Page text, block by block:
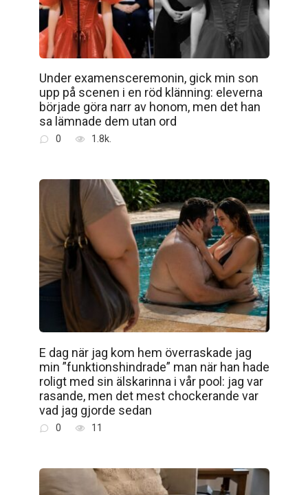
Under examensceremonin, gick min son
upp på scenen i en röd klänning: eleverna
började göra narr av honom, men det han
sa lämnade dem utan ord
0 1.8k.
E dag när jag kom hem överraskade jag
min ”funktionshindrade” man när han hade
roligt med sin älskarinna i vår pool: jag var
rasande, men det mest chockerande var
vad jag gjorde sedan
0 11